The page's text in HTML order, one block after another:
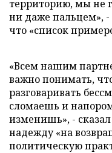
территорию, мы не
ни даже пальцем», -
что «список
«Всем нашим
важно понимать,
разговаривать
сломаешь и
изменишь», -
надежду «на
политическую